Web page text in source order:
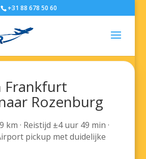
+31 88 678 50 60
Frankfurt
Rozenburg
km · Reistijd ±4 uur 49 min ·
pickup met duidelijke